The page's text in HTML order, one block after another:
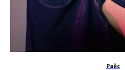
Райс